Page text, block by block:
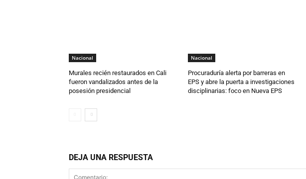
Nacional
Murales recién restaurados en Cali
fueron vandalizados antes de la
posesión presidencial
Nacional
Procuraduría alerta por barreras en
EPS y abre la puerta a investigaciones
disciplinarias: foco en Nueva EPS
DEJA UNA RESPUESTA